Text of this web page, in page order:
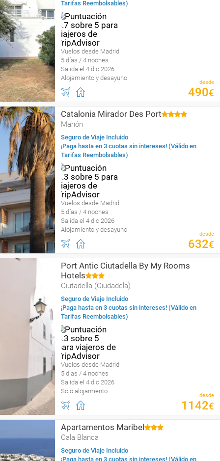
Tarifas Reembolsables)
Vuelos desde Madrid
5 días / 4 noches
Salida el 4 dic 2026
Alojamiento y desayuno
desde
490€
Catalonia Mirador Des Port
Mahón
Seguro de Viaje Incluido
¡Paga hasta en 3 cuotas sin intereses! (Válido en
Tarifas Reembolsables)
Vuelos desde Madrid
5 días / 4 noches
Salida el 4 dic 2026
Alojamiento y desayuno
desde
632€
Port Antic Ciutadella By My Rooms
Hotels
Ciutadella (Ciudadela)
Seguro de Viaje Incluido
¡Paga hasta en 3 cuotas sin intereses! (Válido en
Tarifas Reembolsables)
Vuelos desde Madrid
5 días / 4 noches
Salida el 4 dic 2026
Sólo alojamiento
desde
1142€
Apartamentos Maribel
Cala Blanca
Seguro de Viaje Incluido
¡Paga hasta en 3 cuotas sin intereses! (Válido en